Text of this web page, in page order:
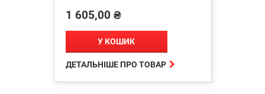
Ціна
1 605,00 ₴

У КОШИК
ДЕТАЛЬНІШЕ ПРО ТОВАР